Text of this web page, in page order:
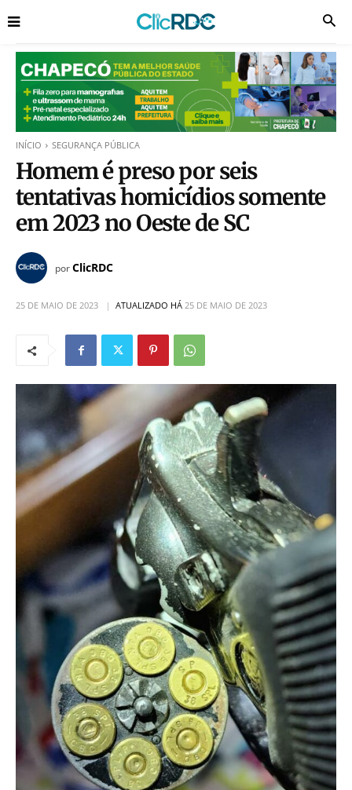
INÍCIO SEGURANÇA PÚBLICA
Homem é preso por seis
tentativas homicídios somente
em 2023 no Oeste de SC
porClicRDC
25 DE MAIO DE 2023 ATUALIZADO HÁ 25 DE MAIO DE 2023